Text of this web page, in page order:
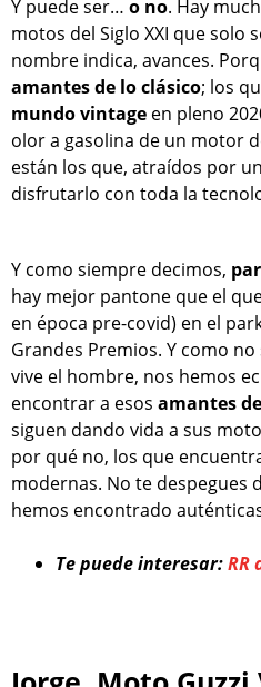
Y puede ser… o no. Hay
motos del Siglo XXI que solo
nombre indica, avances.
amantes de lo clásico; los
mundo vintage en pleno
olor a gasolina de un motor
están los que, atraídos por
disfrutarlo con toda la
Y como siempre decimos,
hay mejor pantone que el
en época pre-covid) en el
Grandes Premios. Y como
vive el hombre, nos hemos
encontrar a esos amantes
siguen dando vida a sus
por qué no, los que
modernas. No te despegues
hemos encontrado
Te puede interesar:RR